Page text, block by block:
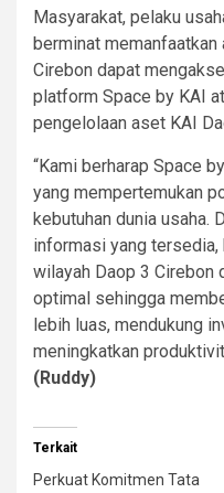
Masyarakat, pelaku
berminat
Cirebon dapat
platform Space by KAI
pengelolaan aset KAI
“Kami berharap Space
yang mempertemukan
kebutuhan dunia usaha.
informasi yang
wilayah Daop 3 Cirebon
optimal sehingga
lebih luas, mendukung
meningkatkan
(Ruddy)
Terkait
Perkuat Komitmen Tata